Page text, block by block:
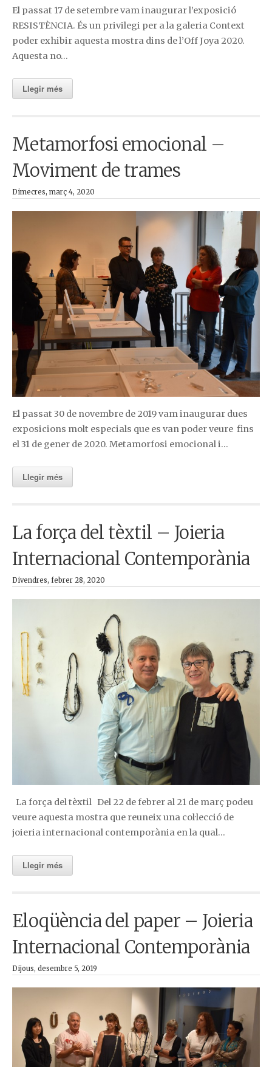
El passat 17 de setembre vam inaugurar l’exposició
RESISTÈNCIA. És un privilegi per a la galeria Context
poder exhibir aquesta mostra dins de l’Off Joya 2020.
Aquesta no…
Llegir més
Metamorfosi emocional –
Moviment de trames
Dimecres, març 4, 2020
El passat 30 de novembre de 2019 vam inaugurar dues
exposicions molt especials que es van poder veure fins
el 31 de gener de 2020. Metamorfosi emocional i…
Llegir més
La força del tèxtil – Joieria
Internacional Contemporània
Divendres, febrer 28, 2020
La força del tèxtil Del 22 de febrer al 21 de març podeu
veure aquesta mostra que reuneix una col·lecció de
joieria internacional contemporània en la qual…
Llegir més
Eloqüència del paper – Joieria
Internacional Contemporània
Dijous, desembre 5, 2019